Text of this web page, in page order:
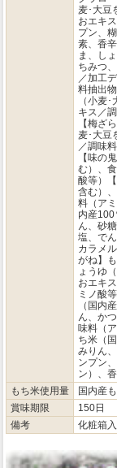
麦･大豆
おエキ
プン、
素、香
ま、し
ちみつ
／加工
料抽出
（小麦
キス／
【梅ざ
麦･大豆
／調味
【味の
む）、
酸等）
含む）
料（ア
内産100
ん、砂
塩、で
カラメ
がね】
ょうゆ
おエキ
ミノ酸
（国内
ん、か
味料（
ち米（
みりん
ンプン
ン）、
もち米使用量
国内産
賞味期限
150日
備考
化粧箱